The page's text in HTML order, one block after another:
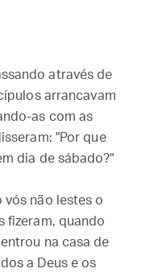
através de
arrancavam
as com as
"Por que
dia de sábado?"
vós não lestes o
fizeram, quando
na casa de
a Deus e os